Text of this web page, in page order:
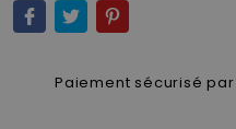
Paiement sécurisé